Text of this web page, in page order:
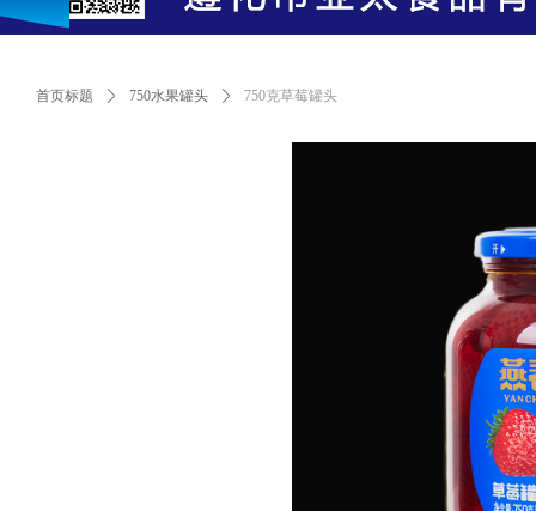
首页标题 ꄲ 750水果罐头 ꄲ 750克草莓罐头